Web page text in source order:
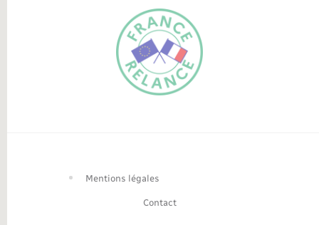
Mentions légales
Contact